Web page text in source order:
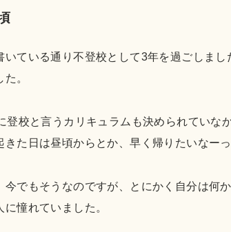
ている通り不登校として3年を過ごしま
。
校と言うカリキュラムも決められてい
た日は昼頃からとか、早く帰りたいなー
でもそうなのですが、とにかく自分は何
憧れていました。